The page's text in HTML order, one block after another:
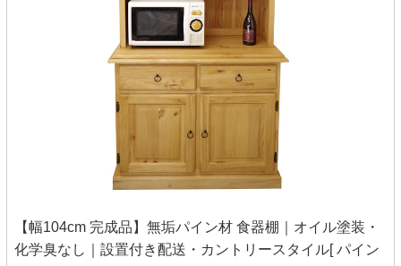
【幅104cm 完成品】無垢パイン材 食器棚｜オイル塗装・
化学臭なし｜設置付き配送・カントリースタイル[ パイン